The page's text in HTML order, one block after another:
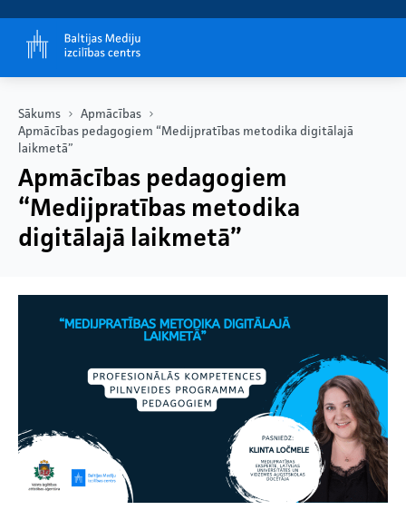
Sākums
Apmācības
Apmācības pedagogiem “Medijpratības metodika digitālajā
laikmetā”
Apmācības pedagogiem
“Medijpratības metodika
digitālajā laikmetā”